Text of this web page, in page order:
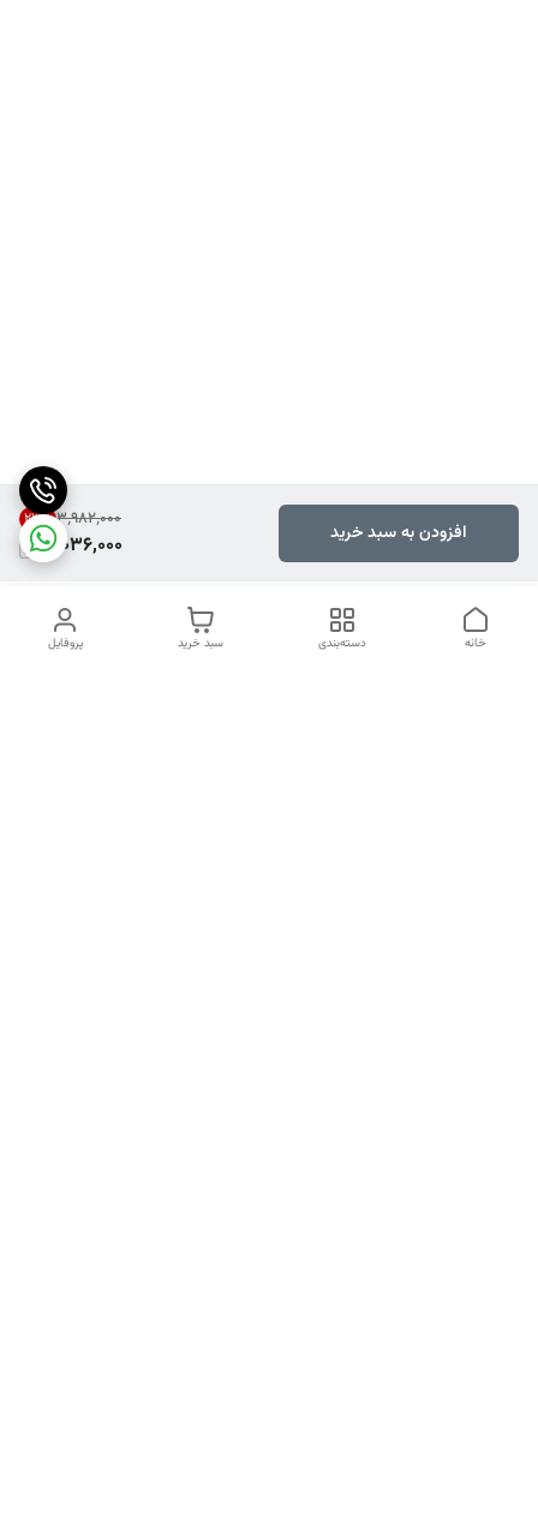
۳٬۹۸۲٬۰۰۰ 23%
3,036,000 افزودن به سبد خرید
پروفایل سبد خرید دسته‌بندی خانه